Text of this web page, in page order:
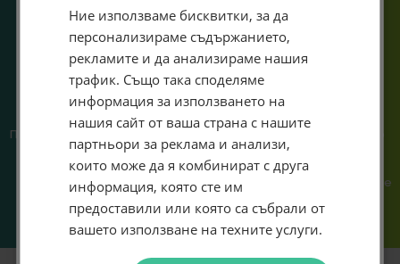
система.
Предлагаме различни методи
на плащане, включително
възможност за плащане с
криптовалута.
Ние сме малък екип и точно
затова поемаме лична
отговорност за всяка
поръчка. Ако има проблем – не
решаваме.
Ние използваме бисквитки, за да
персонализираме съдържанието,
рекламите и да анализираме нашия
трафик. Също така споделяме
информация за използването на
нашия сайт от ваша страна с нашите
партньори за реклама и анализи,
които може да я комбинират с друга
информация, която сте им
предоставили или която са събрали от
вашето използване на техните услуги.
Специален подарък за
теб!
Абонирай се за ексклузивни седмични оферти и
специални предложения само за теб като
въведеш само email адрес и получи отстъпка от
първата ти поръчка.
Email